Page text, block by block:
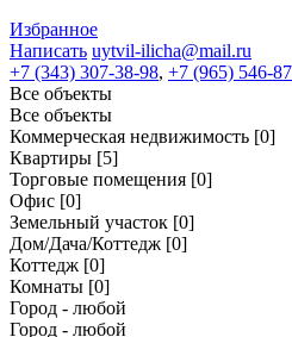
Избранное
Написать uytvil-ilicha@mail.ru
+7 (343) 307-38-98, +7 (965) 546-
Все объекты
Все объекты
Коммерческая недвижимость [0]
Квартиры [5]
Торговые помещения [0]
Офис [0]
Земельный участок [0]
Дом/Дача/Коттедж [0]
Коттедж [0]
Комнаты [0]
Город - любой
Город - любой